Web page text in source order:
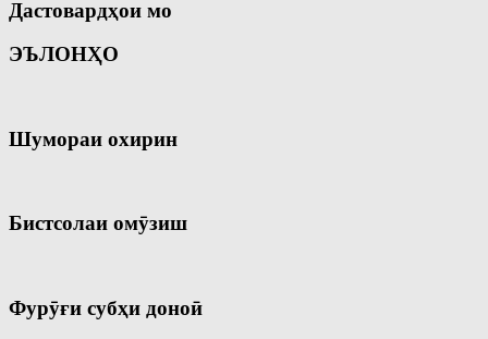
Дастовардҳои мо
ЭЪЛОНҲО
Шумораи охирин
Бистсолаи омӯзиш
Фурӯғи субҳи доноӣ